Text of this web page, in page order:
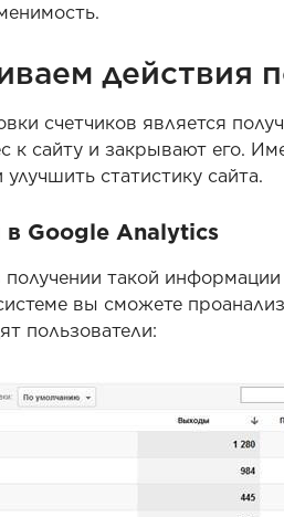
действия
счетчиков является
к сайту и закрывают его.
статистику сайта.
Google Analytics
такой информации
вы сможете
пользователи: